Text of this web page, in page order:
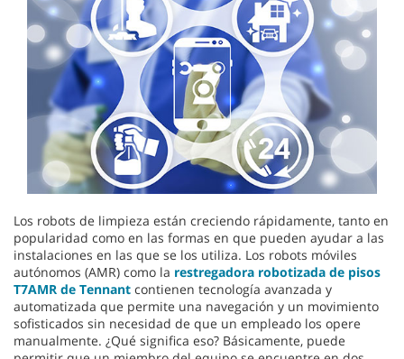
Los robots de limpieza están creciendo rápidamente, tanto en
popularidad como en las formas en que pueden ayudar a las
instalaciones en las que se los utiliza. Los robots móviles
autónomos (AMR) como la restregadora robotizada de pisos
T7AMR de Tennant contienen tecnología avanzada y
automatizada que permite una navegación y un movimiento
sofisticados sin necesidad de que un empleado los opere
manualmente. ¿Qué significa eso? Básicamente, puede